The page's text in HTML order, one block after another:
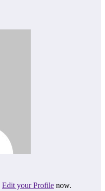
Edit your Profile now.